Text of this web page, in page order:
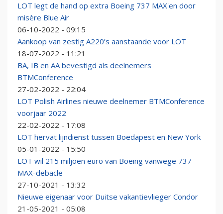
LOT legt de hand op extra Boeing 737 MAX'en door
misère Blue Air
06-10-2022 - 09:15
Aankoop van zestig A220’s aanstaande voor LOT
18-07-2022 - 11:21
BA, IB en AA bevestigd als deelnemers
BTMConference
27-02-2022 - 22:04
LOT Polish Airlines nieuwe deelnemer BTMConference
voorjaar 2022
22-02-2022 - 17:08
LOT hervat lijndienst tussen Boedapest en New York
05-01-2022 - 15:50
LOT wil 215 miljoen euro van Boeing vanwege 737
MAX-debacle
27-10-2021 - 13:32
Nieuwe eigenaar voor Duitse vakantievlieger Condor
21-05-2021 - 05:08